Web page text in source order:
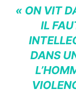
« ON VIT
IL
DANS